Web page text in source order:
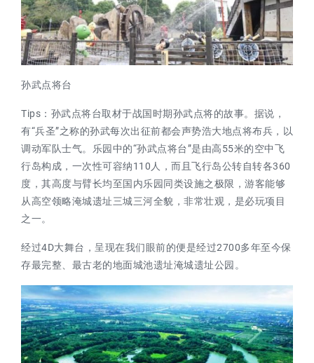
孙武点将台
Tips：孙武点将台取材于战国时期孙武点将的故事。据说，
有“兵圣”之称的孙武每次出征前都会声势浩大地点将布兵，以
调动军队士气。乐园中的“孙武点将台”是由高55米的空中飞
行岛构成，一次性可容纳110人，而且飞行岛公转自转各360
度，其高度与臂长均至国内乐园同类设施之极限，游客能够
从高空领略淹城遗址三城三河全貌，非常壮观，是必玩项目
之一。
经过4D大舞台，呈现在我们眼前的便是经过2700多年至今保
存最完整、最古老的地面城池遗址淹城遗址公园。